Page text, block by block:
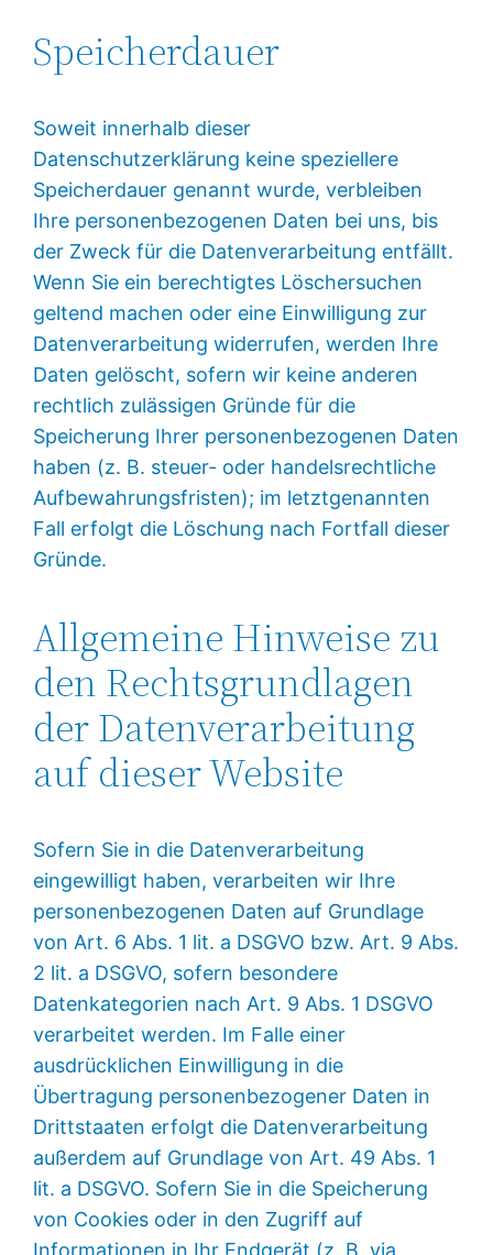
Speicherdauer
Soweit innerhalb dieser
Datenschutzerklärung keine speziellere
Speicherdauer genannt wurde, verbleiben
Ihre personenbezogenen Daten bei uns, bis
der Zweck für die Datenverarbeitung entfällt.
Wenn Sie ein berechtigtes Löschersuchen
geltend machen oder eine Einwilligung zur
Datenverarbeitung widerrufen, werden Ihre
Daten gelöscht, sofern wir keine anderen
rechtlich zulässigen Gründe für die
Speicherung Ihrer personenbezogenen Daten
haben (z. B. steuer- oder handelsrechtliche
Aufbewahrungsfristen); im letztgenannten
Fall erfolgt die Löschung nach Fortfall dieser
Gründe.
Allgemeine Hinweise zu
den Rechtsgrundlagen
der Datenverarbeitung
auf dieser Website
Sofern Sie in die Datenverarbeitung
eingewilligt haben, verarbeiten wir Ihre
personenbezogenen Daten auf Grundlage
von Art. 6 Abs. 1 lit. a DSGVO bzw. Art. 9 Abs.
2 lit. a DSGVO, sofern besondere
Datenkategorien nach Art. 9 Abs. 1 DSGVO
verarbeitet werden. Im Falle einer
ausdrücklichen Einwilligung in die
Übertragung personenbezogener Daten in
Drittstaaten erfolgt die Datenverarbeitung
außerdem auf Grundlage von Art. 49 Abs. 1
lit. a DSGVO. Sofern Sie in die Speicherung
von Cookies oder in den Zugriff auf
Informationen in Ihr Endgerät (z. B. via